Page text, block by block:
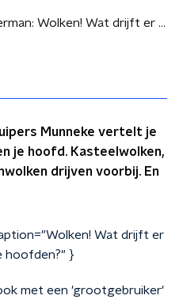
Podcast De Weerman: Wolken! Wat drijft er allemaal voorbij boven onze hoofden?
Munneke vertelt je
je hoofd. Kasteelwolken,
drijven voorbij. En
Wat drijft er
hoofden?" }
met een 'grootgebruiker'